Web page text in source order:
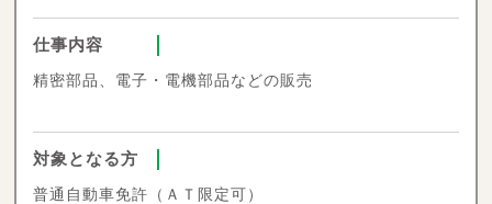
仕事内容
精密部品、電子・電機部品などの販売
対象となる方
普通自動車免許（ＡＴ限定可）